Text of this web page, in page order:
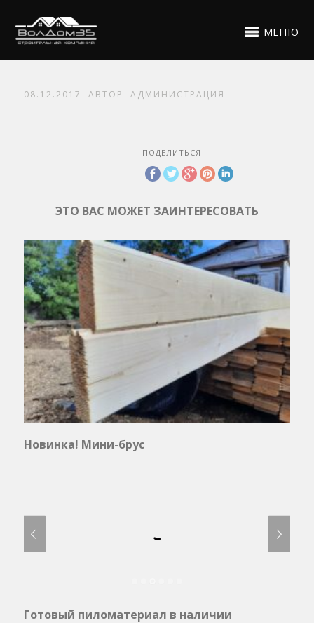
МЕНЮ
08.12.2017 АВТОР АДМИНИСТРАЦИЯ
ПОДЕЛИТЬСЯ
ЭТО ВАС МОЖЕТ ЗАИНТЕРЕСОВАТЬ
Новинка! Мини-брус
Готовый пиломатериал в наличии